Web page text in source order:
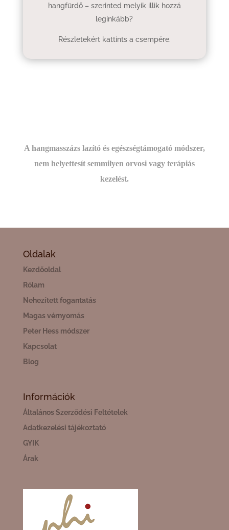
hangfürdő – szerinted melyik illik hozzá
leginkább?
Részletekért kattints a csempére.
A hangmasszázs lazító és egészségtámogató módszer,
nem helyettesít semmilyen orvosi vagy terápiás
kezelést.
Oldalak
Kezdőoldal
Rólam
Nehezített fogantatás
Magas vérnyomás
Peter Hess módszer
Kapcsolat
Blog
Információk
Általános Szerződési Feltételek
Adatkezelési tájékoztató
GYIK
Árak